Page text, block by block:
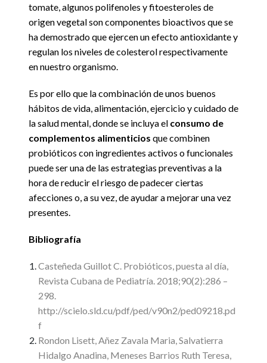
tomate, algunos polifenoles y fitoesteroles de
origen vegetal son componentes bioactivos que se
ha demostrado que ejercen un efecto antioxidante y
regulan los niveles de colesterol respectivamente
en nuestro organismo.
Es por ello que la combinación de unos buenos
hábitos de vida, alimentación, ejercicio y cuidado de
la salud mental, donde se incluya el consumo de
complementos alimenticios que combinen
probióticos con ingredientes activos o funcionales
puede ser una de las estrategias preventivas a la
hora de reducir el riesgo de padecer ciertas
afecciones o, a su vez, de ayudar a mejorar una vez
presentes.
Bibliografía
Casteñeda Guillot C. Probióticos, puesta al día,
Revista Cubana de Pediatría. 2018;90(2):286 –
298.
http://scielo.sld.cu/pdf/ped/v90n2/ped09218.pd
f
Rondon Lisett, Añez Zavala Maria, Salvatierra
Hidalgo Anadina, Meneses Barrios Ruth Teresa,